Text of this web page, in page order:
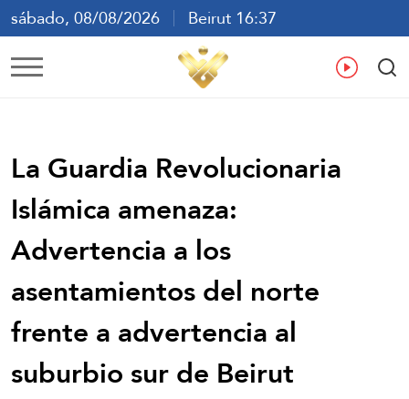
sábado, 08/08/2026
Beirut 16:37
ع En
La Guardia Revolucionaria
Islámica amenaza:
Advertencia a los
asentamientos del norte
frente a advertencia al
suburbio sur de Beirut